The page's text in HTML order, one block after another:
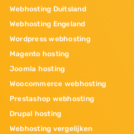
Webhosting Duitsland
Webhosting Engeland
Wordpress webhosting
Magento hosting
Joomla hosting
Woocommerce webhosting
Prestashop webhosting
Drupal hosting
Webhosting vergelijken